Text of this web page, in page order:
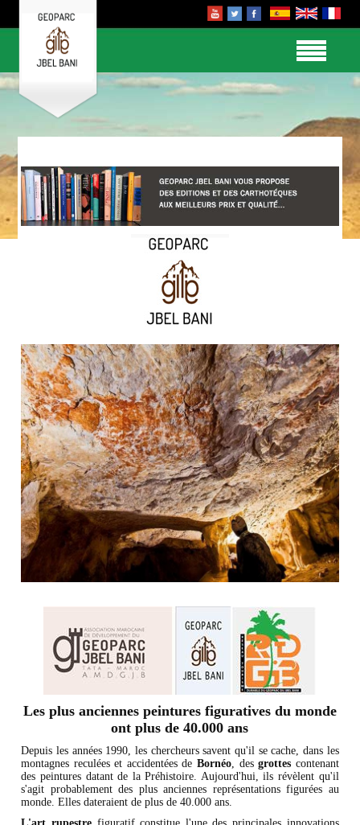
Les plus anciennes peintures figuratives du monde
ont plus de 40.000 ans
Depuis les années 1990, les chercheurs savent qu'il se cache, dans les
montagnes reculées et accidentées deBornéo, desgrottes contenant
des peintures datant de la Préhistoire. Aujourd'hui, ils révèlent qu'il
s'agit probablement des plus anciennes représentations figurées au
monde. Elles dateraient de plus de 40.000 ans.